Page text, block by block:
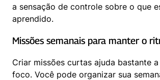
a sensação de controle sobre o que
aprendido.
Missões semanais para manter o
Criar missões curtas ajuda bastante
foco. Você pode organizar sua